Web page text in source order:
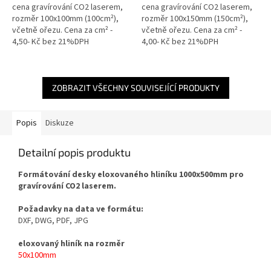
cena gravírování CO2 laserem,
rozměr 100x100mm (100cm²),
včetně ořezu. Cena za cm² -
4,50- Kč bez 21%DPH
cena gravírování CO2 laserem,
rozměr 100x150mm (150cm²),
včetně ořezu. Cena za cm² -
4,00- Kč bez 21%DPH
ZOBRAZIT VŠECHNY SOUVISEJÍCÍ PRODUKTY
Popis Diskuze
Detailní popis produktu
Formátování desky eloxovaného hliníku 1000x500mm pro
gravírování CO2 laserem.
Požadavky na data ve formátu:
DXF, DWG, PDF, JPG
eloxovaný hliník na rozměr
50x100mm